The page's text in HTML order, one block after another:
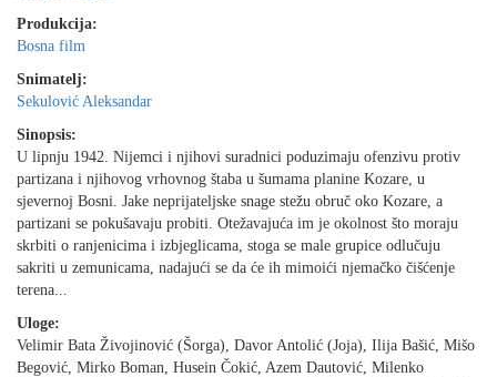
Produkcija:
Bosna film
Snimatelj:
Sekulović Aleksandar
Sinopsis:
U lipnju 1942. Nijemci i njihovi suradnici poduzimaju ofenzivu protiv
partizana i njihovog vrhovnog štaba u šumama planine Kozare, u
sjevernoj Bosni. Jake neprijateljske snage stežu obruč oko Kozare, a
partizani se pokušavaju probiti. Otežavajuća im je okolnost što moraju
skrbiti o ranjenicima i izbjeglicama, stoga se male grupice odlučuju
sakriti u zemunicama, nadajući se da će ih mimoići njemačko čišćenje
terena...
Uloge:
Velimir Bata Živojinović (Šorga), Davor Antolić (Joja), Ilija Bašić, Mišo
Begović, Mirko Boman, Husein Čokić, Azem Dautović, Milenko